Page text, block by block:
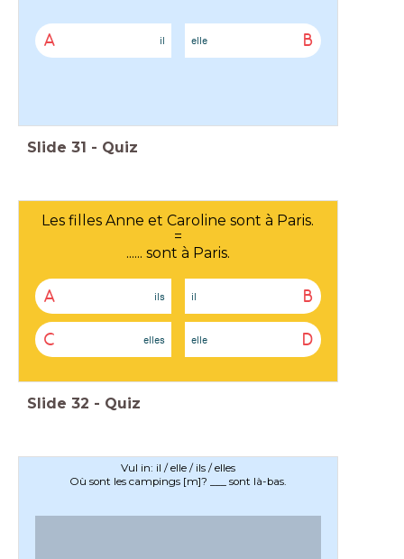
A il B
elle
Slide 31 - Quiz
Les filles Anne et Caroline sont à Paris.
=
...... sont à Paris.
A ils B
il
C elles D
elle
Slide 32 - Quiz
Vul in: il / elle / ils / elles
Où sont les campings [m]? ___ sont là-bas.